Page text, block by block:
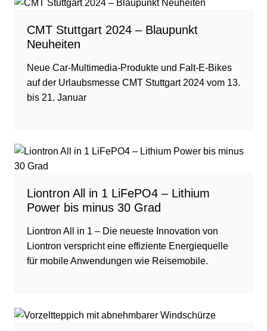
CMT Stuttgart 2024 – Blaupunkt
Neuheiten
Neue Car-Multimedia-Produkte und Falt-E-Bikes
auf der Urlaubsmesse CMT Stuttgart 2024 vom 13.
bis 21. Januar
Liontron All in 1 LiFePO4 – Lithium
Power bis minus 30 Grad
Liontron All in 1 – Die neueste Innovation von
Liontron verspricht eine effiziente Energiequelle
für mobile Anwendungen wie Reisemobile.